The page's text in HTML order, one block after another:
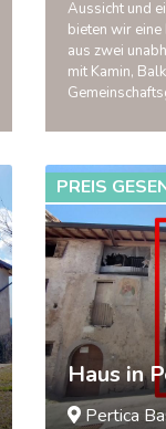
Aussicht und
bieten wir
aus zwei
mit Kamin,
PREIS
Haus in
Pertica